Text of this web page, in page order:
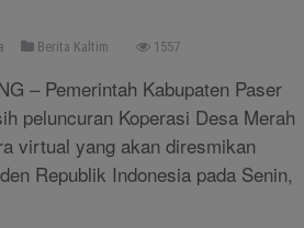
Berita Kaltim 1557
– Pemerintah Kabupaten Paser
peluncuran Koperasi Desa Merah
virtual yang akan diresmikan
Republik Indonesia pada Senin,